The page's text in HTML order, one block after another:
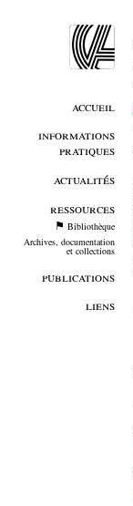
accueil
informations
pratiques
actualités
ressources
Bibliothèque
Archives, documentation
et collections
publications
liens